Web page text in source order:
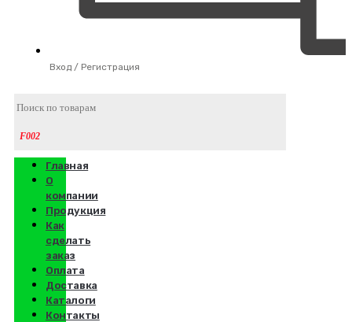
Вход / Регистрация
Главная
О
компании
Продукция
Как
сделать
заказ
Оплата
Доставка
Каталоги
Контакты